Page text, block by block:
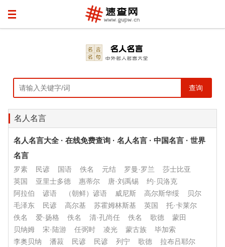
名人名言
名人名言大全 · 在线免费查询 · 名人名言 · 中国名言 · 世界
名言
罗素 民谚 国语 佚名 元结 罗曼·罗兰
莎士比亚
英国
亚里士多德 惠蒂尔 唐·刘禹锡
约·贝洛克
阿拉伯
谚语 （朝鲜）谚语 威尼斯 高尔斯华绥
贝尔
毛泽东
民谚 高尔基 苏霍姆林斯基 英国
托·卡莱尔
佚名
爱·扬格 佚名 清·孔尚任 佚名 歌德
蒙田
贝纳姆
宋·陆游 任弼时 凌光 蒙古族
毕加索
李奥贝纳
潘菽 民谚 民谚 列宁 歌德
拉布吕耶尔